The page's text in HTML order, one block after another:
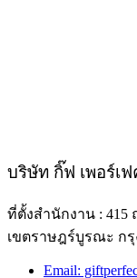
บริษัท กิ๊ฟ เพอร์เ
ที่ตั้งสำนักงาน : 415
เขตราษฎร์บูรณะ กรุ
Email: